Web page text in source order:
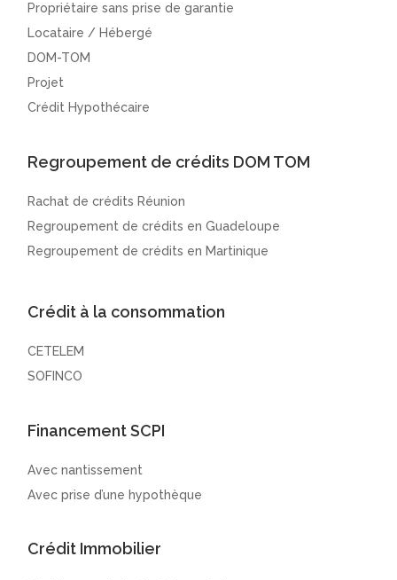
Propriétaire sans prise de garantie
Locataire / Hébergé
DOM-TOM
Projet
Crédit Hypothécaire
Regroupement de crédits DOM TOM
Rachat de crédits Réunion
Regroupement de crédits en Guadeloupe
Regroupement de crédits en Martinique
Crédit à la consommation
CETELEM
SOFINCO
Financement SCPI
Avec nantissement
Avec prise d’une hypothèque
Crédit Immobilier